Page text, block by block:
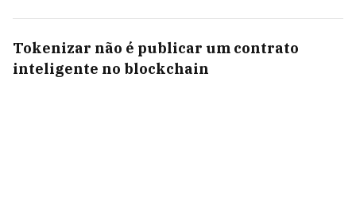
Tokenizar não é publicar um contrato
inteligente no blockchain